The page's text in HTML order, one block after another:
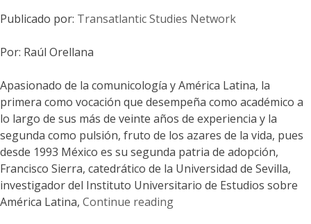
Publicado por: Transatlantic Studies Network
Por: Raúl Orellana
Apasionado de la comunicología y América Latina, la
primera como vocación que desempeña como académico a
lo largo de sus más de veinte años de experiencia y la
segunda como pulsión, fruto de los azares de la vida, pues
desde 1993 México es su segunda patria de adopción,
Francisco Sierra, catedrático de la Universidad de Sevilla,
investigador del Instituto Universitario de Estudios sobre
América Latina, Continue reading«“En